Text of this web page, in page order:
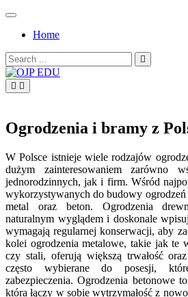
Skip
contentHome
Search
for:
Ogrodzenia i bramy z
W Polsce istnieje wiele rodzajów
dużym zainteresowaniem zarówno
jednorodzinnych, jak i firm. Wśród
wykorzystywanych do budowy
metal oraz beton. Ogrodzenia
naturalnym wyglądem i doskonale
wymagają regularnej konserwacji, aby
kolei ogrodzenia metalowe, takie jak te
czy stali, oferują większą trwałość
często wybierane do posesji,
zabezpieczenia. Ogrodzenia betonowe
która łączy w sobie wytrzymałość z